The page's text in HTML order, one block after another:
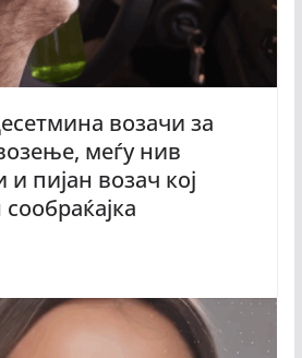
возачи за
меѓу нив
пијан возач кој